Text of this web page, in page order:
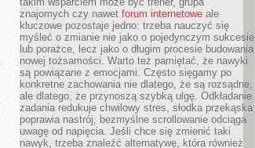
znajomych czy nawet forum internetowe ale
kluczowe pozostaje jedno: trzeba nauczyć się
myśleć o zmianie nie jako o pojedynczym sukcesie
lub porażce, lecz jako o długim procesie budowania
nowej tożsamości. Warto też pamiętać, że nawyki
są powiązane z emocjami. Często sięgamy po
konkretne zachowania nie dlatego, że są rozsądne,
ale dlatego, że przynoszą szybką ulgę. Odkładanie
zadania redukuje chwilowy stres, słodka przekąska
poprawia nastrój, bezmyślne scrollowanie odciąga
uwagę od napięcia. Jeśli chce się zmienić taki
nawyk, trzeba znaleźć alternatywę, która również